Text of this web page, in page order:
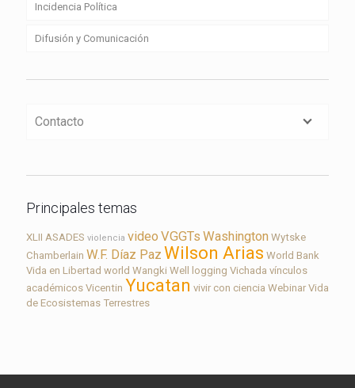
Incidencia Política
Difusión y Comunicación
Contacto
Principales temas
XLII ASADES violencia video VGGTs Washington Wytske
Chamberlain W.F. Díaz Paz Wilson Arias World Bank
Vida en Libertad world Wangki Well logging Vichada vínculos
académicos Vicentin Yucatan vivir con ciencia Webinar Vida
de Ecosistemas Terrestres